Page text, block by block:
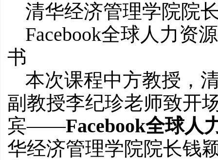
清华经济管理学院院
Facebook全球人力资
书
本次课程中方教授，
副教授李纪珍老师致开
宾——Facebook全球人
华经济管理学院院长钱